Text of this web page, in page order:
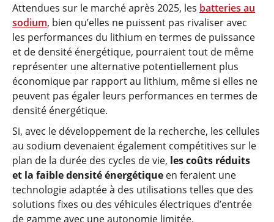
Attendues sur le marché après 2025, les batteries au
sodium, bien qu’elles ne puissent pas rivaliser avec
les performances du lithium en termes de puissance
et de densité énergétique, pourraient tout de même
représenter une alternative potentiellement plus
économique par rapport au lithium, même si elles ne
peuvent pas égaler leurs performances en termes de
densité énergétique.
Si, avec le développement de la recherche, les cellules
au sodium devenaient également compétitives sur le
plan de la durée des cycles de vie, les coûts réduits
et la faible densité énergétique en feraient une
technologie adaptée à des utilisations telles que des
solutions fixes ou des véhicules électriques d’entrée
de gamme avec une autonomie limitée.